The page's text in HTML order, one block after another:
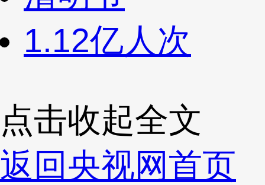
1.12亿人次
点击收起全文
返回央视网首页